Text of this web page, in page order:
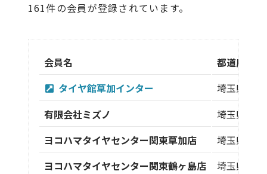
161件の会員が登録されています。
会員名 都道府県
タイヤ館草加インター
埼玉県
有限会社ミズノ
埼玉県
ヨコハマタイヤセンター関東草加店
埼玉県
ヨコハマタイヤセンター関東鶴ヶ島店
埼玉県